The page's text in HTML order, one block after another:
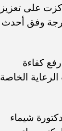
25 ممرضًا وممرضة، وركزت على تعزيز
وفق أحدث
هدفت إلى رفع كفاءة
الخاصة
شيماء